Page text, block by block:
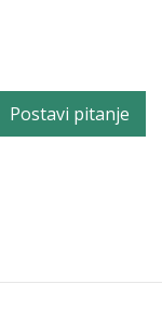
Postavi pitanje